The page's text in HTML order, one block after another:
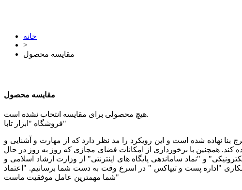
خانه
>
مقایسه‌ محصول
مقایسه‌ محصول
هیچ محصولی برای مقایسه انتخاب نشده است.
فروشگاه "ابزار تابا"
نهاده شده است و این رویکرد را مد نظر دارد که از مهارت و آشنایی و
کند. همچنین با برخورداری از امکانات فضای مجازی که روز به روز در حال
و "نماد ساماندهی پایگاه های اینترنتی" از وزارت ارشاد اسلامی و
همکاری "اداره پست و تیپاکس " در اسرع وقت به دست شما برسانیم. "اعتماد
شما مهمترین عامل موفقیت ماست"